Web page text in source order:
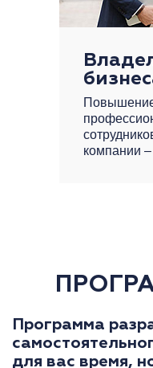
компании
Программа
для вас время,